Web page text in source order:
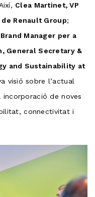
Clea Martinet, VP
Renault Group;
Manager per a
General Secretary &
and Sustainability at
visió sobre l’actual
de noves
connectivitat i